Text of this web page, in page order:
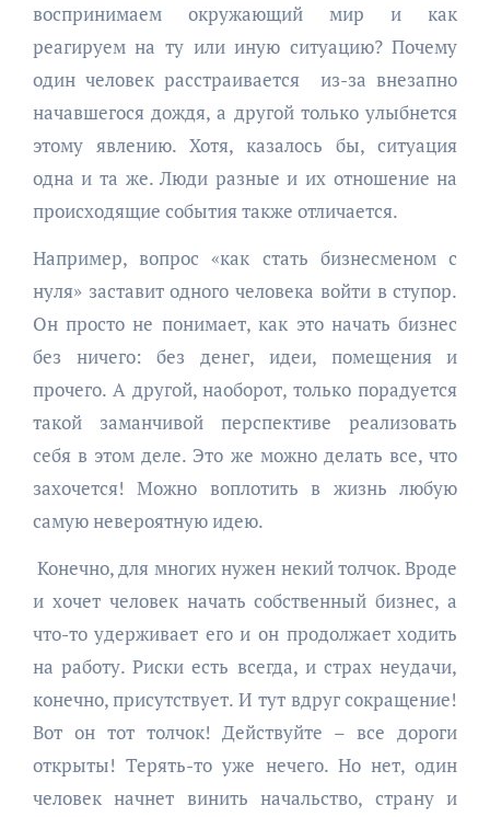
воспринимаем окружающий мир и как
реагируем на ту или иную ситуацию? Почему
один человек расстраивается из-за внезапно
начавшегося дождя, а другой только улыбнется
этому явлению. Хотя, казалось бы, ситуация
одна и та же. Люди разные и их отношение на
происходящие события также отличается.
Например, вопрос «как стать бизнесменом с
нуля» заставит одного человека войти в ступор.
Он просто не понимает, как это начать бизнес
без ничего: без денег, идеи, помещения и
прочего. А другой, наоборот, только порадуется
такой заманчивой перспективе реализовать
себя в этом деле. Это же можно делать все, что
захочется! Можно воплотить в жизнь любую
самую невероятную идею.
Конечно, для многих нужен некий толчок. Вроде
и хочет человек начать собственный бизнес, а
что-то удерживает его и он продолжает ходить
на работу. Риски есть всегда, и страх неудачи,
конечно, присутствует. И тут вдруг сокращение!
Вот он тот толчок! Действуйте – все дороги
открыты! Терять-то уже нечего. Но нет, один
человек начнет винить начальство, страну и